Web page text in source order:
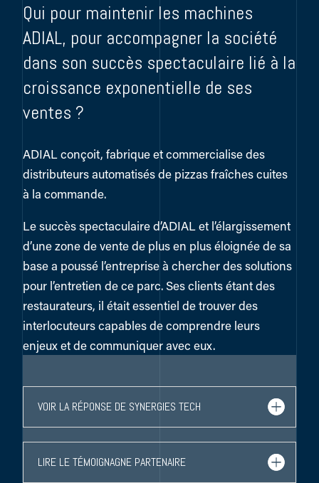
Qui pour maintenir les machines
ADIAL, pour accompagner la société
dans son succès spectaculaire lié à la
croissance exponentielle de ses
ventes ?
ADIAL conçoit, fabrique et commercialise des
distributeurs automatisés de pizzas fraîches cuites
à la commande.
Le succès spectaculaire d’ADIAL et l’élargissement
d’une zone de vente de plus en plus éloignée de sa
base a poussé l’entreprise à chercher des solutions
pour l’entretien de ce parc. Ses clients étant des
restaurateurs, il était essentiel de trouver des
interlocuteurs capables de comprendre leurs
enjeux et de communiquer avec eux.
VOIR LA RÉPONSE DE SYNERGIES TECH
LIRE LE TÉMOIGNAGNE PARTENAIRE